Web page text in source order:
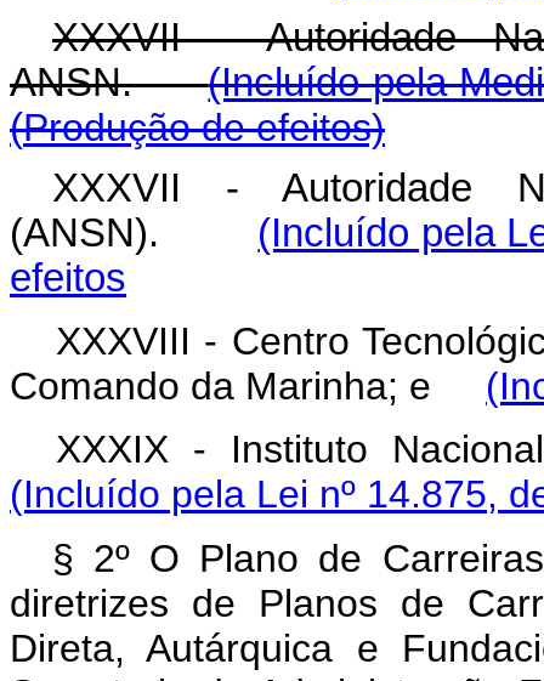
XXXVII - Autoridade
ANSN.(Incluído pela
(Produção de efeitos)
XXXVII - Autoridade
(ANSN). (Incluído pela
efeitos
XXXVIII - Centro
Comando da Marinha; e
XXXIX - Instituto
(Incluído pela Lei nº 14.875,
§ 2º O Plano de
diretrizes de Planos de
Direta, Autárquica e